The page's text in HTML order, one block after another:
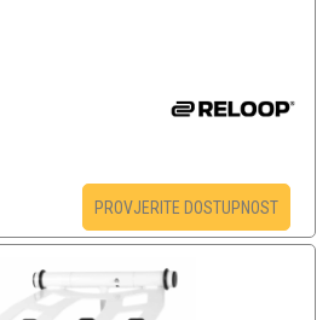
PROVJERITE DOSTUPNOST